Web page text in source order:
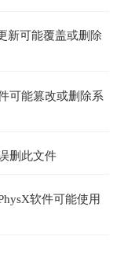
新可能覆盖或删除
可能篡改或删除系
删此文件
软件可能使用